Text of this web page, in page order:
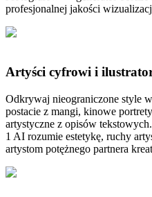
profesjonalnej jakości
Artyści cyfrowi i
Odkrywaj nieograniczone style
postacie z mangi, kinowe
artystyczne z opisów
1 AI rozumie estetykę, ruchy
artystom potężnego partnera